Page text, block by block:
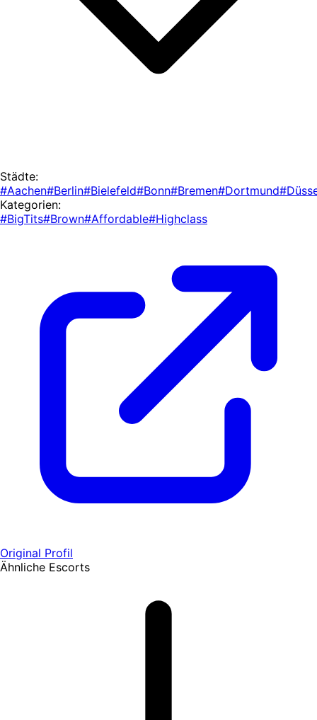
Städte:
#Aachen#Berlin#Bielefeld#Bonn#Bremen#Dortmund
Kategorien:
#BigTits#Brown#Affordable#Highclass
Original Profil
Ähnliche Escorts